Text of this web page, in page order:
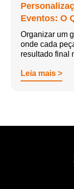
Eventos: O
Organizar um
onde cada
resultado final
Leia mais >